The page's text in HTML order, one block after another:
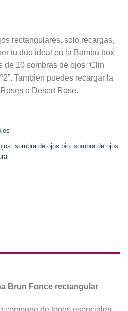
rectangulares, solo recargas,
tu dúo ideal en la Bambú box
de 10 sombras de ojos “Clin
También puedes recargar la
o Desert Rose.
, sombra de ojos bio, sombra de ojos
Brun Fonce rectangular